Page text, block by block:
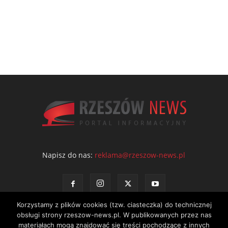
Napisz do nas: reklama@rzeszow-news.pl
Korzystamy z plików cookies (tzw. ciasteczka) do technicznej
obsługi strony rzeszow-news.pl. W publikowanych przez nas
materiałach mogą znajdować się treści pochodzące z innych